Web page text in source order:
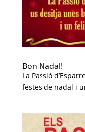
Bon Nadal!
La Passió
festes de nadal i